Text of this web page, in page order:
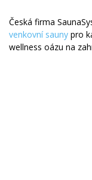
Česká firma
venkovní sauny pro
wellness oázu na